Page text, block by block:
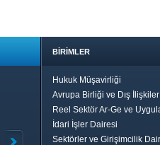
BİRİMLER
Hukuk Müşavirliği
Avrupa Birliği ve Dış
Reel Sektör Ar-Ge ve
İdari İşler Dairesi
Sektörler ve Girişimcilik